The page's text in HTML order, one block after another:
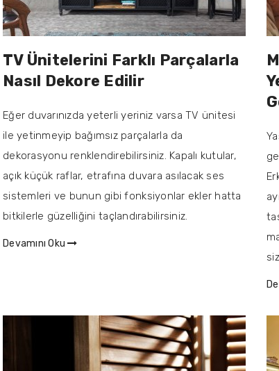
TV Ünitelerini Farklı Parçalarla
Nasıl Dekore Edilir
Eğer duvarınızda yeterli yeriniz varsa TV ünitesi
ile yetinmeyip bağımsız parçalarla da
dekorasyonu renklendirebilirsiniz. Kapalı kutular,
açık küçük raflar, etrafına duvara asılacak ses
sistemleri ve bunun gibi fonksiyonlar ekler hatta
bitkilerle güzelliğini taçlandırabilirsiniz.
Devamını Oku